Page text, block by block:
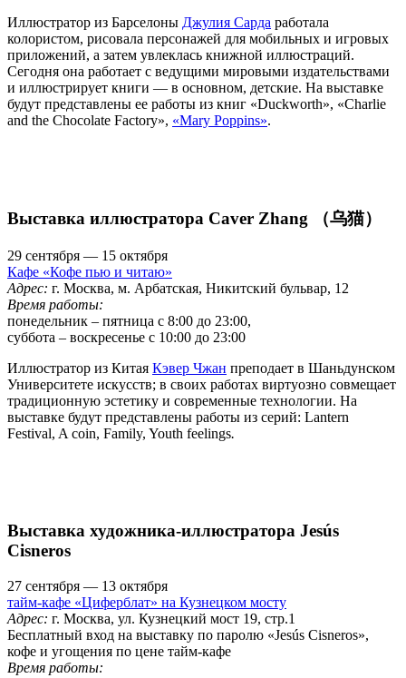
Иллюстратор из Барселоны Джулия Сарда работала
колористом, рисовала персонажей для мобильных и игровых
приложений, а затем увлеклась книжной иллюстраций.
Сегодня она работает с ведущими мировыми издательствами
и иллюстрирует книги — в основном, детские. На выставке
будут представлены ее работы из книг «Duckworth», «Charlie
and the Chocolate Factory», «Mary Poppins».
Выставка иллюстратора Caver Zhang （乌猫）
29 сентября — 15 октября
Кафе «Кофе пью и читаю»
Адрес: г. Москва, м. Арбатская, Никитский бульвар, 12
Время работы:
понедельник – пятница с 8:00 до 23:00,
суббота – воскресенье с 10:00 до 23:00
Иллюстратор из Китая Кэвер Чжан преподает в Шаньдунском
Университете искусств; в своих работах виртуозно совмещает
традиционную эстетику и современные технологии. На
выставке будут представлены работы из серий: Lantern
Festival, A coin, Family, Youth feelings.
Выставка художника-иллюстратора Jesús
Cisneros
27 сентября — 13 октября
тайм-кафе «Циферблат» на Кузнецком мосту
Адрес: г. Москва, ул. Кузнецкий мост 19, стр.1
Бесплатный вход на выставку по паролю «Jesús Cisneros»,
кофе и угощения по цене тайм-кафе
Время работы: